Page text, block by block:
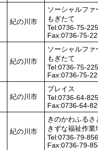
紀の川市
ソーシャルファ
もぎたて
Tel:0736-75-
Fax:0736-75-
紀の川市
ソーシャルファ
もぎたて
Tel:0736-75-
Fax:0736-75-
紀の川市
プレイス
Tel:0736-64-
Fax:0736-64-
紀の川市
きのかわふるさ
きずな福祉作業
Tel:0736-79-
Fax:0736-79-